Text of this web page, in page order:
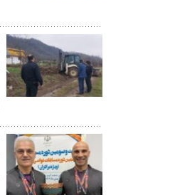
۱۵ بهمن ۱۴۰۳
۱۵ بهمن ۱۴۰۳